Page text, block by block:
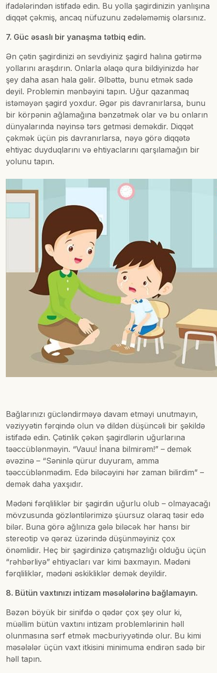
ifadələrindən istifadə edin. Bu yolla şagirdinizin yanlışına
diqqət çəkmiş, ancaq nüfuzunu zədələməmiş olarsınız.
7. Güc əsaslı bir yanaşma tətbiq edin.
Ən çətin şagirdinizi ən sevdiyiniz şagird halına gətirmə
yollarını araşdırın. Onlarla əlaqə qura bildiyinizdə hər
şey daha asan hala gəlir. Əlbəttə, bunu etmək sadə
deyil. Problemin mənbəyini tapın. Uğur qazanmaq
istəməyən şagird yoxdur. Əgər pis davranırlarsa, bunu
bir körpənin ağlamağına bənzətmək olar və bu onların
dünyalarında nəyinsə tərs getməsi deməkdir. Diqqət
çəkmək üçün pis davranırlarsa, nəyə görə diqqətə
ehtiyac duyduqlarını və ehtiyaclarını qarşılamağın bir
yolunu tapın.
Bağlarınızı gücləndirməyə davam etməyi unutmayın,
vəziyyətin fərqində olun və dildən düşüncəli bir şəkildə
istifadə edin. Çətinlik çəkən şagirdlərin uğurlarına
təəccüblənməyin. “Vauu! İnana bilmirəm!” – demək
əvəzinə – “Səninlə qürur duyuram, amma
təəccüblənmədim. Edə biləcəyini hər zaman bilirdim” –
demək daha yaxşıdır.
Mədəni fərqliliklər bir şagirdin uğurlu olub – olmayacağı
mövzusunda gözləntilərimizə şüursuz olaraq təsir edə
bilər. Buna görə ağlınıza gələ biləcək hər hansı bir
stereotip və qərəz üzərində düşünməyiniz çox
önəmlidir. Heç bir şagirdinizə çatışmazlığı olduğu üçün
“rəhbərliyə” ehtiyacları var kimi baxmayın. Mədəni
fərqliliklər, mədəni əskikliklər demək deyildir.
8. Bütün vaxtınızı intizam məsələlərinə bağlamayın.
Bəzən böyük bir sinifdə o qədər çox şey olur ki,
müəllim bütün vaxtını intizam problemlərinin həll
olunmasına sərf etmək məcburiyyətində olur. Bu kimi
məsələlər üçün vaxt itkisini minimuma endirən sadə bir
həll tapın.